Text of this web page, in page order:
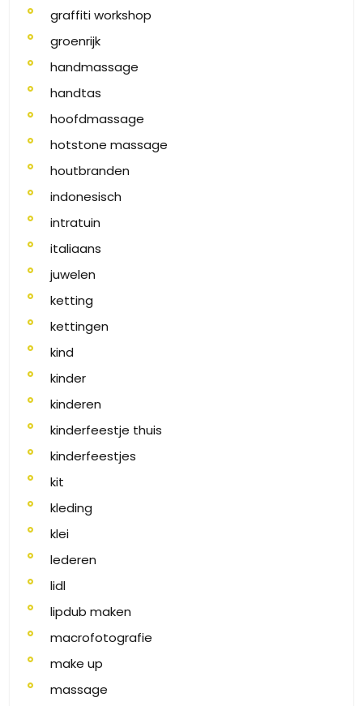
graffiti workshop
groenrijk
handmassage
handtas
hoofdmassage
hotstone massage
houtbranden
indonesisch
intratuin
italiaans
juwelen
ketting
kettingen
kind
kinder
kinderen
kinderfeestje thuis
kinderfeestjes
kit
kleding
klei
lederen
lidl
lipdub maken
macrofotografie
make up
massage